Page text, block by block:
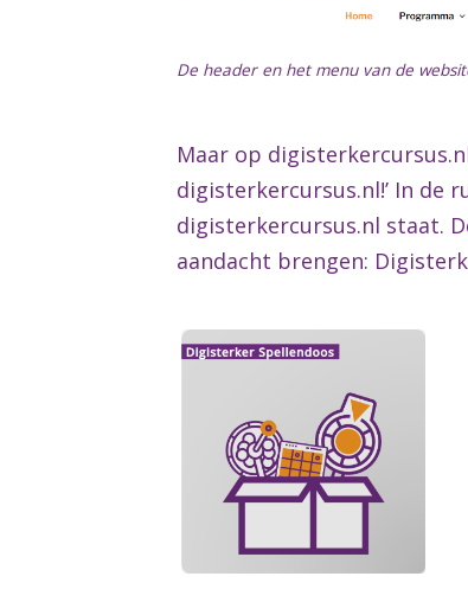
De header en het menu van de
Maar op
digisterkercursus.nl!’ In de
digisterkercursus.nl staat.
aandacht brengen: